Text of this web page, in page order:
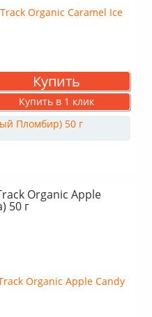
Купить
Купить в 1 клик
Organic Apple
50 г